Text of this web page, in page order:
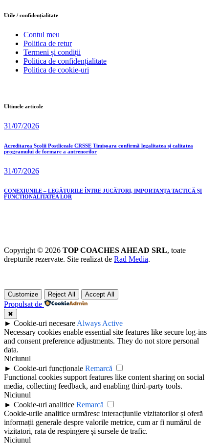
Utile / confidențialitate
Contul meu
Politica de retur
Termeni și condiții
Politica de confidențialitate
Politica de cookie-uri
Ultimele articole
31/07/2026
Acreditarea Școlii Postliceale CRSSE Timișoara confirmă legalitatea și calitatea
programului de formare a antrenorilor
31/07/2026
CONEXIUNILE – LEGĂTURILE ÎNTRE JUCĂTORI, IMPORTANȚA TACTICĂ ȘI
FUNCȚIONALITATEA LOR
Copyright © 2026 TOP COACHES AHEAD SRL, toate
drepturile rezervate. Site realizat de Rad Media.
Customize Reject All Accept All
Propulsat de
✖
► Cookie-uri necesare Always Active
Necessary cookies enable essential site features like secure log-ins
and consent preference adjustments. They do not store personal
data.
Niciunul
► Cookie-uri funcționale Remarcă
Functional cookies support features like content sharing on social
media, collecting feedback, and enabling third-party tools.
Niciunul
► Cookie-uri analitice Remarcă
Cookie-urile analitice urmăresc interacțiunile vizitatorilor și oferă
informații generale despre valorile metrice, cum ar fi numărul de
vizitatori, rata de respingere și sursele de trafic.
Niciunul